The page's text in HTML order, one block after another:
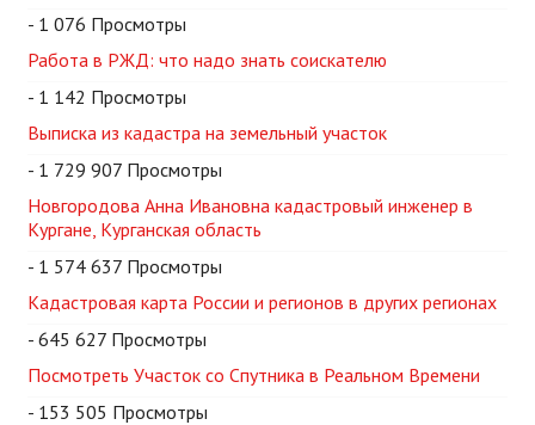
- 1 076 Просмотры
Работа в РЖД: что надо знать соискателю
- 1 142 Просмотры
Выписка из кадастра на земельный участок
- 1 729 907 Просмотры
Новгородова Анна Ивановна кадастровый инженер в
Кургане, Курганская область
- 1 574 637 Просмотры
Кадастровая карта России и регионов в других регионах
- 645 627 Просмотры
Посмотреть Участок со Спутника в Реальном Времени
- 153 505 Просмотры